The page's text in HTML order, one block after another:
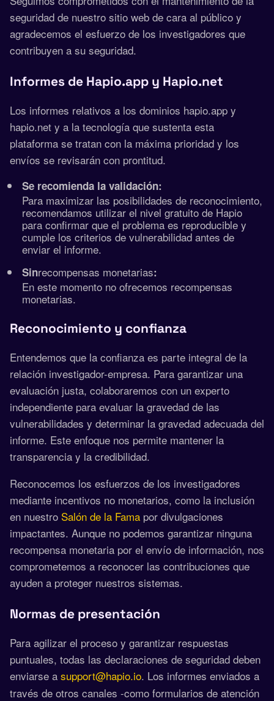
seguridad de nuestro sitio web de cara al público y
agradecemos el esfuerzo de los investigadores que
contribuyen a su seguridad.
Informes de Hapio.app y Hapio.net
Los informes relativos a los dominios hapio.app y
hapio.net y a la tecnología que sustenta esta
plataforma se tratan con la máxima prioridad y los
envíos se revisarán con prontitud.
Se recomienda la validación:
Para maximizar las posibilidades de reconocimiento,
recomendamos utilizar el nivel gratuito de Hapio
para confirmar que el problema es reproducible y
cumple los criterios de vulnerabilidad antes de
enviar el informe.
Sinrecompensas monetarias:
En este momento no ofrecemos recompensas
monetarias.
Reconocimiento y confianza
Entendemos que la confianza es parte integral de la
relación investigador-empresa. Para garantizar una
evaluación justa, colaboraremos con un experto
independiente para evaluar la gravedad de las
vulnerabilidades y determinar la gravedad adecuada del
informe. Este enfoque nos permite mantener la
transparencia y la credibilidad.
Reconocemos los esfuerzos de los investigadores
mediante incentivos no monetarios, como la inclusión
en nuestro Salón de la Fama por divulgaciones
impactantes. Aunque no podemos garantizar ninguna
recompensa monetaria por el envío de información, nos
comprometemos a reconocer las contribuciones que
ayuden a proteger nuestros sistemas.
Normas de presentación
Para agilizar el proceso y garantizar respuestas
puntuales, todas las declaraciones de seguridad deben
enviarse a support@hapio.io. Los informes enviados a
través de otros canales -como formularios de atención